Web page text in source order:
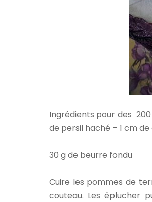
Ingrédients pour des
de persil haché – 1 cm
30 g de beurre fondu
Cuire les pommes de
couteau. Les éplucher